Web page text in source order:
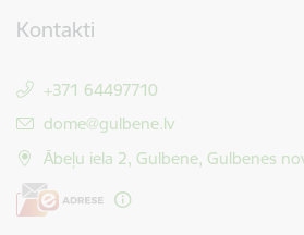
Kontakti
+371 64497710
E-pasts:
dome@gulbene.lv
Ābeļu iela 2, Gulbene, Gulbenes